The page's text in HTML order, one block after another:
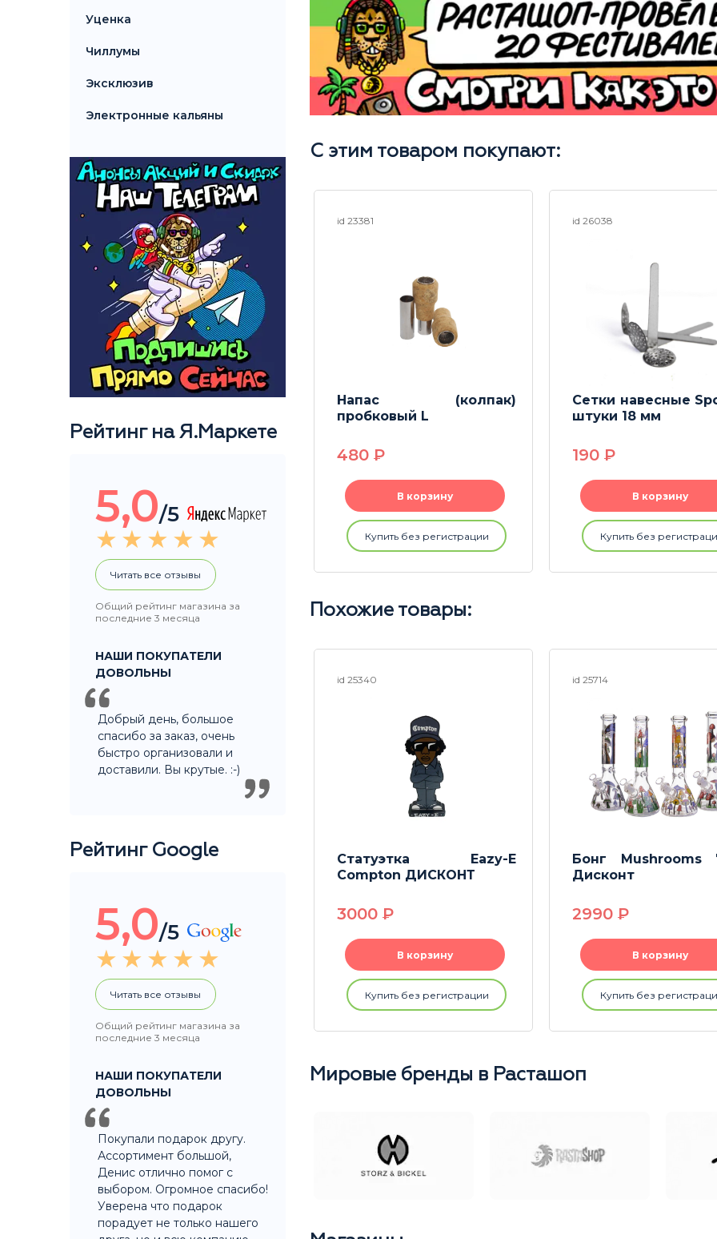
Уценка
Чиллумы
Эксклюзив
Электронные кальяны
Рейтинг на Я.Маркете
5,0/5
Читать все отзывы
Общий рейтинг магазина за
последние 3 месяца
НАШИ ПОКУПАТЕЛИ
ДОВОЛЬНЫ
Добрый день, большое
спасибо за заказ, очень
быстро организовали и
доставили. Вы крутые. :-)
Рейтинг Google
5,0/5
Читать все отзывы
Общий рейтинг магазина за
последние 3 месяца
НАШИ ПОКУПАТЕЛИ
ДОВОЛЬНЫ
Покупали подарок другу.
Ассортимент большой,
Денис отлично помог с
выбором. Огромное спасибо!
Уверена что подарок
порадует не только нашего
С этим товаром покупают:
id 23382
Напас (колпак)
Купить без регистрации
id 23381
Напас (колпак)
пробковый L
480 P
В корзину
Купить без регистрации
id 26038
Сетки навесные
штуки 18 мм
190 P
В корзину
Купить без
Похожие товары:
id 22882
Бонг X PUFF Lady
1990P
В корзину
Купить без регистрации
id 25340
Статуэтка Eazy-E
Compton ДИСКОНТ
3000 P
В корзину
Купить без регистрации
id 25714
Бонг Mushrooms
Дисконт
2990 P
В корзину
Купить без
Мировые бренды в Расташоп